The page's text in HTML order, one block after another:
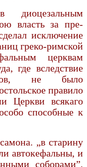
диоцезальным
власть за пре­
исключение
греко-рим­ской
церквам
где вследствие
не было
правило
Церкви всякаго
способные к
„в ста­рину
автокефальны, и
соборами”,